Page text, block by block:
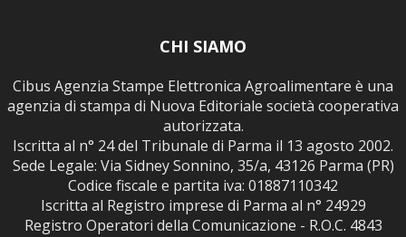
CHI SIAMO
Cibus Agenzia Stampe Elettronica Agroalimentare è una
agenzia di stampa di Nuova Editoriale società cooperativa
autorizzata.
Iscritta al n° 24 del Tribunale di Parma il 13 agosto 2002.
Sede Legale: Via Sidney Sonnino, 35/a, 43126 Parma (PR)
Codice fiscale e partita iva: 01887110342
Iscritta al Registro imprese di Parma al n° 24929
Registro Operatori della Comunicazione - R.O.C. 4843